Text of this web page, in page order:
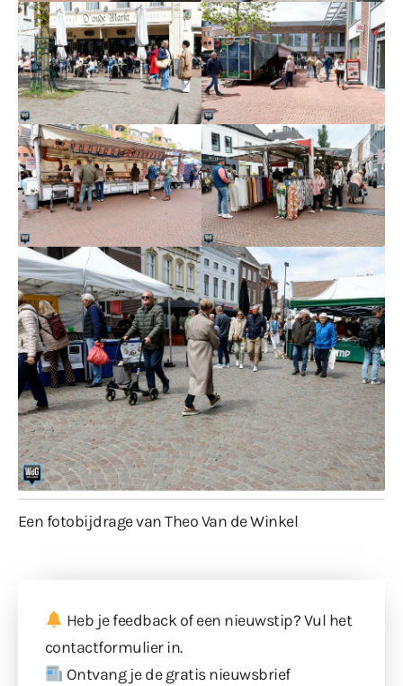
Een fotobijdrage van Theo Van de Winkel
Heb je feedback of een nieuwstip? Vul het
contactformulierin.
Ontvang je de gratis nieuwsbrief